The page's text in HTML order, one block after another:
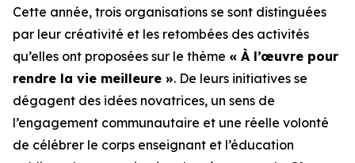
Cette année, trois organisations se sont distinguées
par leur créativité et les retombées des activités
qu’elles ont proposées sur le thème « À l’œuvre pour
rendre la vie meilleure ». De leurs initiatives se
dégagent des idées novatrices, un sens de
l’engagement communautaire et une réelle volonté
de célébrer le corps enseignant et l’éducation